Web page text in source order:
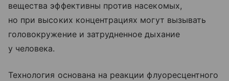
вещества эффективны против насекомых,
но при высоких концентрациях могут вызывать
головокружение и затрудненное дыхание
у человека.
Технология основана на реакции флуоресцентного